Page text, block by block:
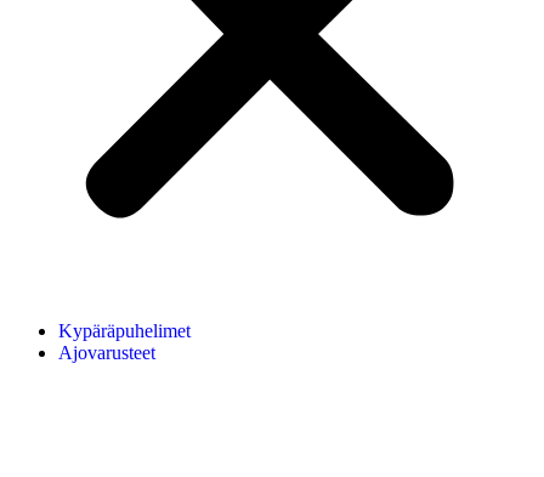
Kypäräpuhelimet
Ajovarusteet